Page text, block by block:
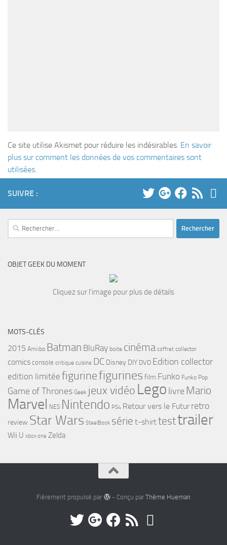
Ce site utilise Akismet pour réduire les indésirables. En savoir
plus sur comment les données de vos commentaires sont
utilisées
SUIVRE :
Rechercher :
OBJET GEEK DU MOMENT
Cliquez sur l'image pour plus de détails
MOTS-CLÉS
2015 Amiibo Batman BluRay boite cinéma coffret collector
comics console critique cuisine DC Disney DIY DVD Edition collector
edition limitée figurinefigurines film Funko Funko Pop
Game of Thrones Geek jeux vidéo Lego livre Mario
Marvel NES Nintendo PS4 Retour vers le Futur retro
review Star Wars SteelBook série t-shirttesttrailer
Wii U xbox one Zelda
Fièrement propulsé par - Conçu par Thème Hueman